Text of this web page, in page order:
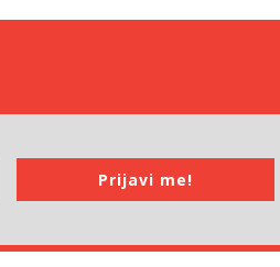
Prijavi me!